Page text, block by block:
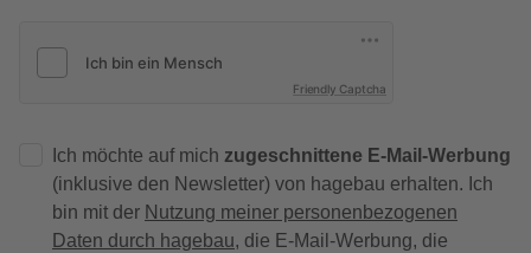
Friendly Captcha
Ich möchte auf mich zugeschnittene E-Mail-Werbung
(inklusive den Newsletter) von hagebau erhalten. Ich
bin mit der Nutzung meiner personenbezogenen
Daten durch hagebau, die E-Mail-Werbung, die